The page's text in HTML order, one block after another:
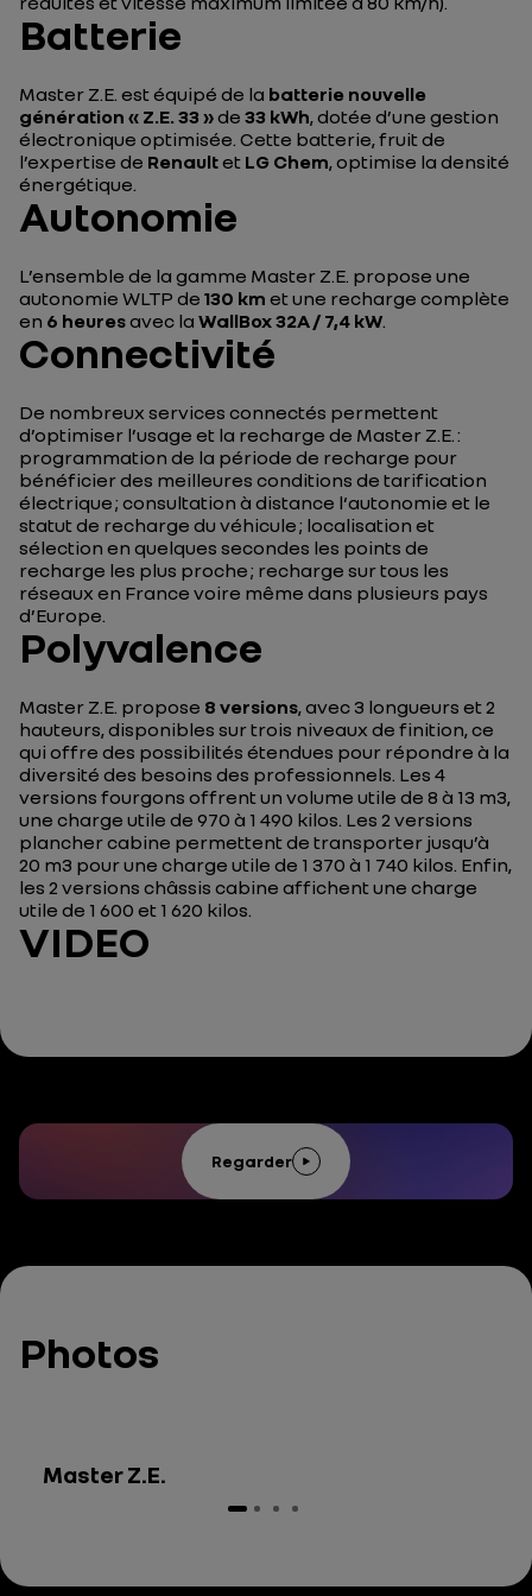
Batterie
Master Z.E. est équipé de la batterie nouvelle
génération « Z.E. 33 »de 33 kWh, dotée d’une gestion
électronique optimisée. Cette batterie, fruit de
l’expertise de Renaultet LG Chem, optimise la densité
énergétique.
Autonomie
L’ensemble de la gamme Master Z.E. propose une
autonomie WLTP de 130 km et une recharge complète
en 6 heuresavec la WallBox 32A / 7,4 kW.
Connectivité
De nombreux services connectés permettent
d’optimiser l’usage et la recharge de Master Z.E. :
programmation de la période de recharge pour
bénéficier des meilleures conditions de tarification
électrique ; consultation à distance l‘autonomie et le
statut de recharge du véhicule ; localisation et
sélection en quelques secondes les points de
recharge les plus proche ; recharge sur tous les
réseaux en France voire même dans plusieurs pays
d’Europe.
Polyvalence
Master Z.E. propose 8 versions, avec 3 longueurs et 2
hauteurs, disponibles sur trois niveaux de finition, ce
qui offre des possibilités étendues pour répondre à la
diversité des besoins des professionnels. Les 4
versions fourgons offrent un volume utile de 8 à 13 m3,
une charge utile de 970 à 1 490 kilos. Les 2 versions
plancher cabine permettent de transporter jusqu’à
20 m3 pour une charge utile de 1 370 à 1 740 kilos. Enfin,
les 2 versions châssis cabine affichent une charge
utile de 1 600 et 1 620 kilos.
VIDEO
Regarder
Photos
Master Z.E.